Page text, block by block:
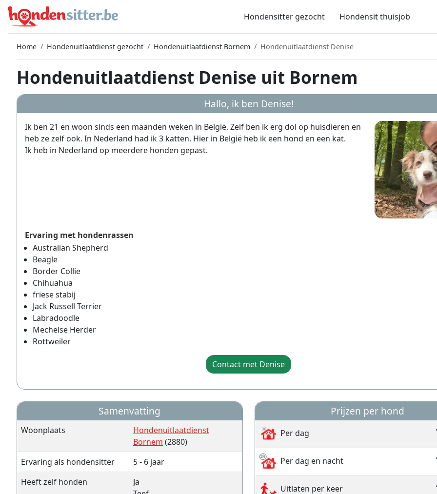
Hondensitter gezocht Hondensit thuisjob
Home Hondenuitlaatdienst gezocht Hondenuitlaatdienst Bornem Hondenuitlaatdienst Denise
Hondenuitlaatdienst Denise uit Bornem
Hallo, ik ben Denise!
Ik ben 21 en woon sinds een maanden weken in België. Zelf ben ik erg dol op huisdieren en
heb ze zelf ook. In Nederland had ik 3 katten. Hier in België heb ik een hond en een kat.
Ik heb in Nederland op meerdere honden gepast.
Ervaring met hondenrassen
Australian Shepherd
Beagle
Border Collie
Chihuahua
friese stabij
Jack Russell Terrier
Labradoodle
Mechelse Herder
Rottweiler
Contact met Denise
Samenvatting
Woonplaats
Hondenuitlaatdienst
Bornem (2880)
Ervaring als hondensitter
5 - 6 jaar
Heeft zelf honden
Ja
Prijzen per hond
Per dag
Per dag en nacht
Uitlaten per keer